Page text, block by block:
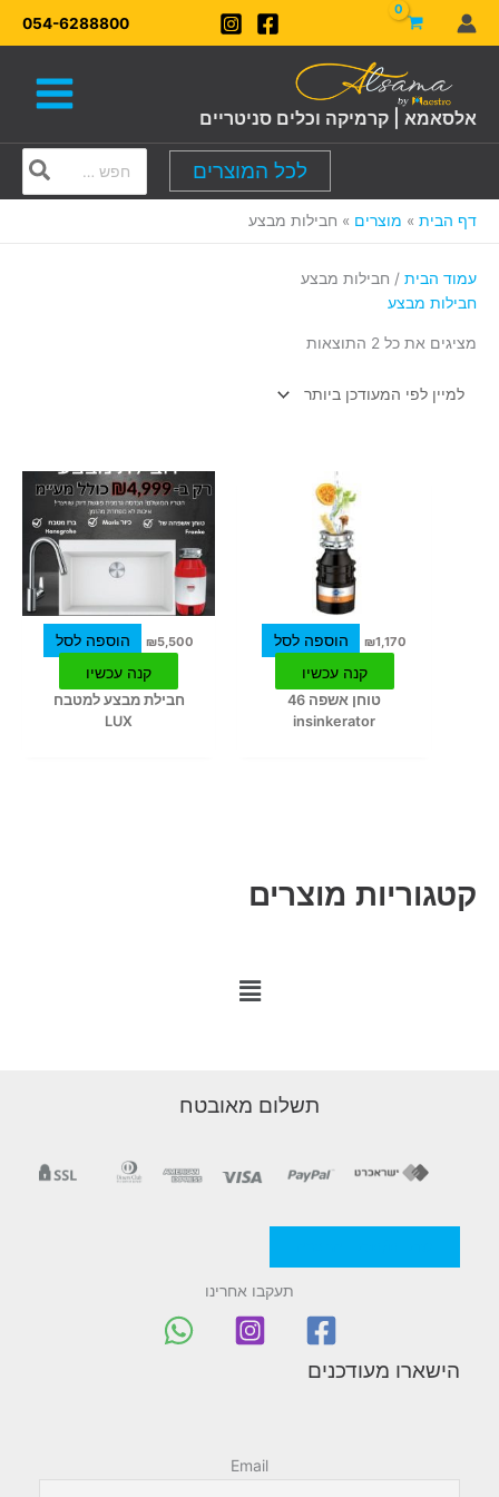
דילוג
לתוכן
054-6288800
אלסאמא | קרמיקה וכלים סניטריים
לכל המוצרים
for:
דף הבית מוצרים חבילות מבצע
קטגוריות מוצרים
M
M
n
u
עמוד הבית / חבילות מבצע
חבילות מבצע
מציגים את כל ⁦2⁩ התוצאות
ממוין
העדכני
ביותר
₪1,170
הוספה לסל
קנה עכשיו
טוחן אשפה 46
insinkerator
₪5,500
הוספה לסל
קנה עכשיו
חבילת מבצע למטבח
LUX
תשלום מאובטח
תעקבו אחרינו
הישארו מעודכנים
Email